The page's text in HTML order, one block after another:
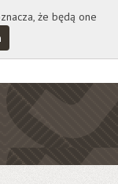
że będą one